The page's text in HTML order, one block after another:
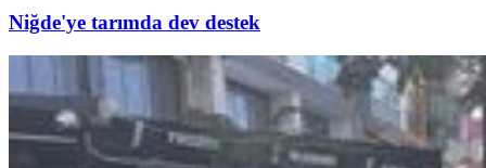
Niğde'ye tarımda dev destek